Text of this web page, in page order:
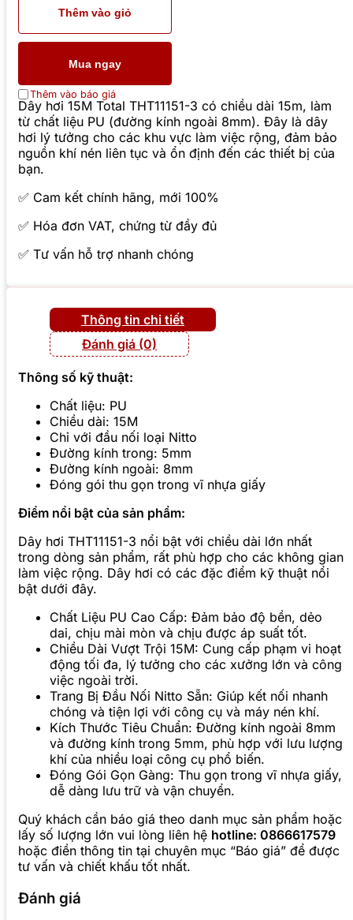
Thêm vào giỏ
Mua ngay
Thêm vào báo giá
Dây hơi 15M Total THT11151-3 có chiều dài 15m, làm
từ chất liệu PU (đường kính ngoài 8mm). Đây là dây
hơi lý tưởng cho các khu vực làm việc rộng, đảm bảo
nguồn khí nén liên tục và ổn định đến các thiết bị của
bạn.
✅ Cam kết chính hãng, mới 100%
✅ Hóa đơn VAT, chứng từ đầy đủ
✅ Tư vấn hỗ trợ nhanh chóng
Thông tin chi tiết
Đánh giá (0)
Thông số kỹ thuật:
Chất liệu: PU
Chiều dài: 15M
Chỉ với đầu nối loại Nitto
Đường kính trong: 5mm
Đường kính ngoài: 8mm
Đóng gói thu gọn trong vĩ nhựa giấy
Điểm nổi bật của sản phẩm:
Dây hơi THT11151-3 nổi bật với chiều dài lớn nhất
trong dòng sản phẩm, rất phù hợp cho các không gian
làm việc rộng. Dây hơi có các đặc điểm kỹ thuật nổi
bật dưới đây.
Chất Liệu PU Cao Cấp: Đảm bảo độ bền, dẻo
dai, chịu mài mòn và chịu được áp suất tốt.
Chiều Dài Vượt Trội 15M: Cung cấp phạm vi hoạt
động tối đa, lý tưởng cho các xưởng lớn và công
việc ngoài trời.
Trang Bị Đầu Nối Nitto Sẵn: Giúp kết nối nhanh
chóng và tiện lợi với công cụ và máy nén khí.
Kích Thước Tiêu Chuẩn: Đường kính ngoài 8mm
và đường kính trong 5mm, phù hợp với lưu lượng
khí của nhiều loại công cụ phổ biến.
Đóng Gói Gọn Gàng: Thu gọn trong vĩ nhựa giấy,
dễ dàng lưu trữ và vận chuyển.
Quý khách cần báo giá theo danh mục sản phẩm hoặc
lấy số lượng lớn vui lòng liên hệ hotline: 0866617579
hoặc điền thông tin tại chuyên mục “Báo giá” để được
tư vấn và chiết khấu tốt nhất.
Đánh giá